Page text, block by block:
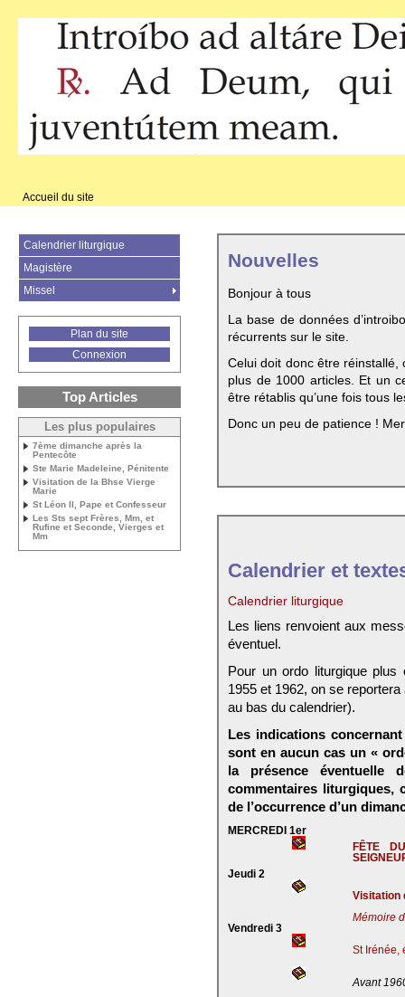
Accueil du site
Nouvelles
Bonjour à tous
La base de données
récurrents sur le site.
Celui doit donc être
plus de 1000 articles. Et un
être rétablis qu’une fois tous
Donc un peu de patience !
Calendrier et
Calendrier liturgique
Les liens renvoient aux
éventuel.
Pour un ordo liturgique plus
1955 et 1962, on se
au bas du calendrier).
Les indications
sont en aucun cas un «
la présence éventuelle
commentaires liturgiques,
de l’occurrence d’un
MERCREDI 1er
FÊTE
Jeudi 2
Visitation
Mémoire
Vendredi 3
St Irénée,
Avant
Calendrier liturgique
Magistère
Missel
Plan du site
Connexion
Top Articles
Les plus populaires
7ème dimanche après la
Pentecôte
Ste Marie Madeleine, Pénitente
Visitation de la Bhse Vierge
Marie
St Léon II, Pape et Confesseur
Les Sts sept Frères, Mm, et
Rufine et Seconde, Vierges et
Mm